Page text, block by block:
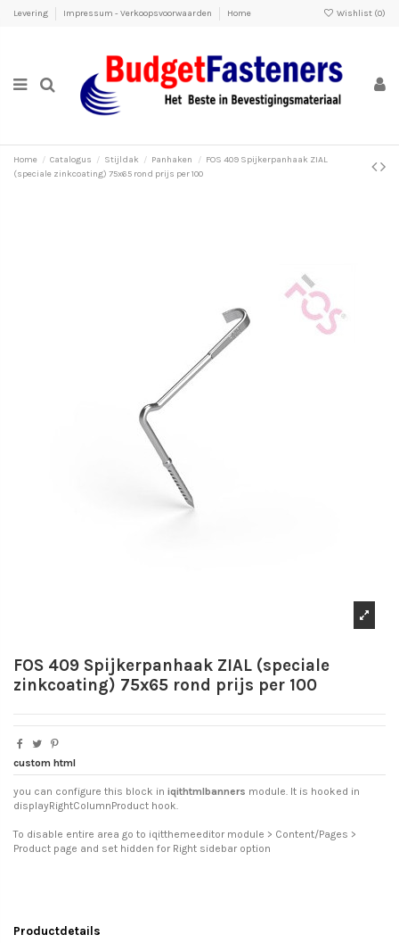
Levering Impressum - Verkoopsvoorwaarden Home Wishlist (0)
Home Catalogus Stijldak Panhaken
FOS 409 Spijkerpanhaak ZIAL
(speciale zinkcoating) 75x65 rond prijs per 100
FOS 409 Spijkerpanhaak ZIAL (speciale
zinkcoating) 75x65 rond prijs per 100
custom html
you can configure this block in iqithtmlbanners module. It is hooked in
displayRightColumnProduct hook.
To disable entire area go to iqitthemeeditor module > Content/Pages >
Product page and set hidden for Right sidebar option
Productdetails